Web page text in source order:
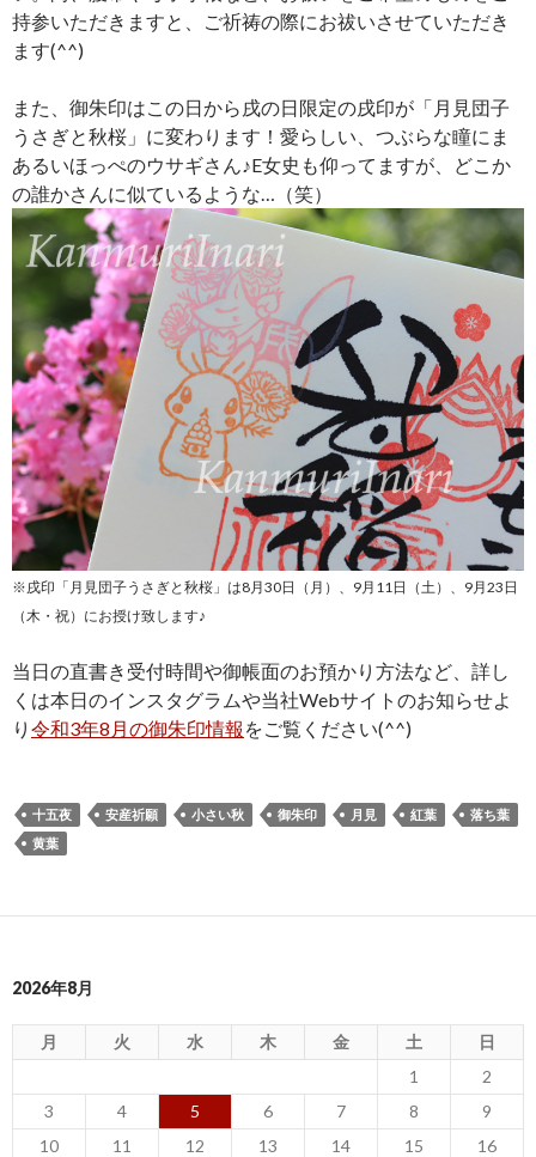
持参いただきますと、ご祈祷の際にお祓いさせていただき
ます(^^)
また、御朱印はこの日から戌の日限定の戌印が「月見団子
うさぎと秋桜」に変わります！愛らしい、つぶらな瞳にま
あるいほっぺのウサギさん♪E女史も仰ってますが、どこか
の誰かさんに似ているような…（笑）
※戌印「月見団子うさぎと秋桜」は8月30日（月）、9月11日（土）、9月23日
（木・祝）にお授け致します♪
当日の直書き受付時間や御帳面のお預かり方法など、詳し
くは本日のインスタグラムや当社Webサイトのお知らせよ
り 令和3年8月の御朱印情報 をご覧ください(^^)
十五夜 安産祈願 小さい秋 御朱印 月見 紅葉
落ち葉
黄葉
2026年8月
月 火 水 木 金 土
日
1
2
3
4 5 6 7 8
9
10
11 12 13 14 15
16